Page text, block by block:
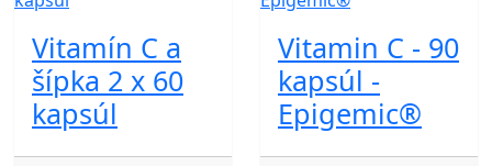
Vitamín C a
šípka 2 x 60
kapsúl
Vitamin C - 90
kapsúl -
Epigemic®